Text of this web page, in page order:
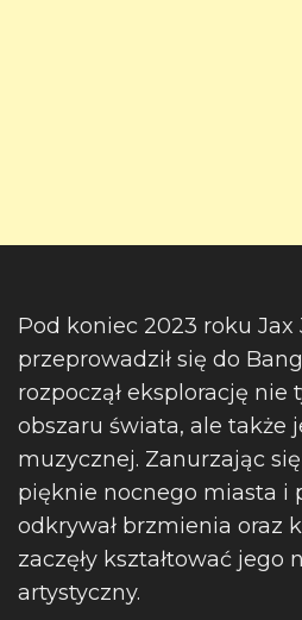
Pod koniec 2023 roku Jax
przeprowadził się do
rozpoczął eksplorację nie
obszaru świata, ale także
muzycznej. Zanurzając
pięknie nocnego miasta i
odkrywał brzmienia oraz
zaczęły kształtować jego
artystyczny.